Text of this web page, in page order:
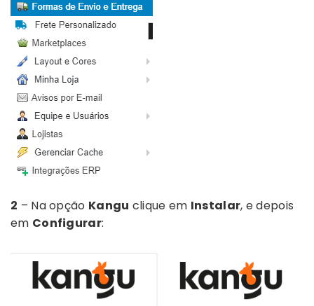
2 – Na opção Kangu clique em Instalar, e depois
em Configurar: